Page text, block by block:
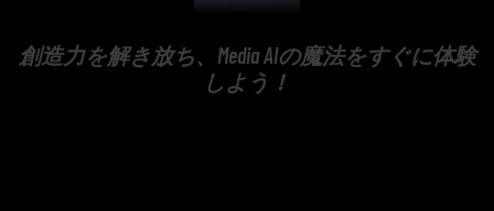
創造力を解き放ち、Media AIの魔法をすぐに体験
しよう！